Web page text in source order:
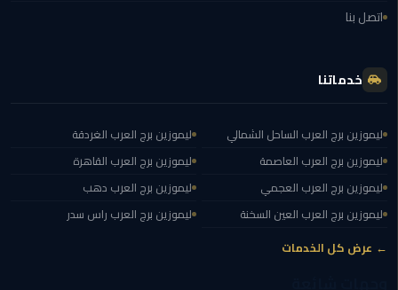
توصيل
الاسكندريه
مطار
برج
ايجار
سيارات
زفاف
اتصل بنا
خدماتنا
ليموزين برج العرب الساحل الشمالي
ليموزين برج العرب العاصمة
ليموزين برج العرب العجمي
ليموزين برج العرب العين السخنة
ليموزين برج العرب الغردقة
ليموزين برج العرب القاهرة
ليموزين برج العرب دهب
ليموزين برج العرب راس سدر
← عرض كل الخدمات